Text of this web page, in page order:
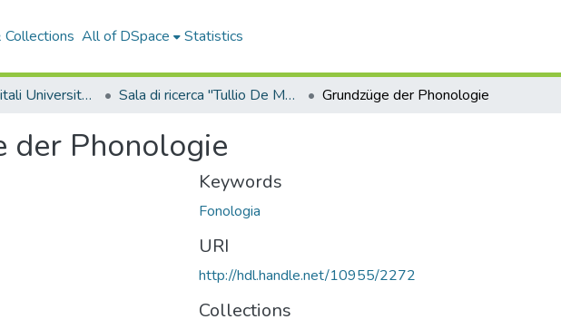
Collections All of DSpace Statistics
Collezioni Digitali Università della Calabria Sala di ricerca "Tullio De Mauro" Grundzüge der Phonologie
der Phonologie
Keywords
Fonologia
URI
http://hdl.handle.net/10955/2272
Collections